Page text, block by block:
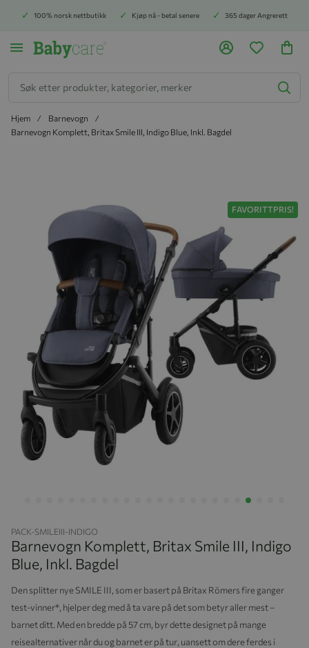
100% norsk nettbutikk Kjøp nå - betal senere 365 dager Angrerett
Hjem
Barnevogn
Barnevogn Komplett, Britax Smile III, Indigo Blue, Inkl. Bagdel
Hopp til slutten av bildegalleriet FAVORITTPRIS!
PACK-SMILEIII-INDIGO
Barnevogn Komplett, Britax Smile III, Indigo
Blue, Inkl. Bagdel
Den splitter nye SMILE III, som er basert på Britax Römers fire ganger
test-vinner*, hjelper deg med å ta vare på det som betyr aller mest –
barnet ditt. Med en bredde på 57 cm, byr dette designet på mange
reisealternativer når du og barnet er på tur, uansett om dere ferdes i